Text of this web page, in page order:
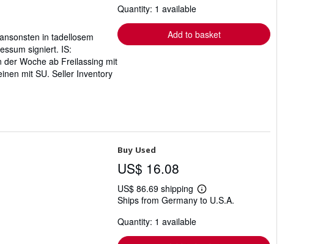
in tadellosem
signiert. IS:
der Woche ab Freilassing mit
mit SU. Seller Inventory
Quantity: 1 available
Add to basket
Buy Used
US$ 16.08
US$ 86.69 shipping
Learn
more
Ships from Germany to U.S.A.
Quantity: 1 available